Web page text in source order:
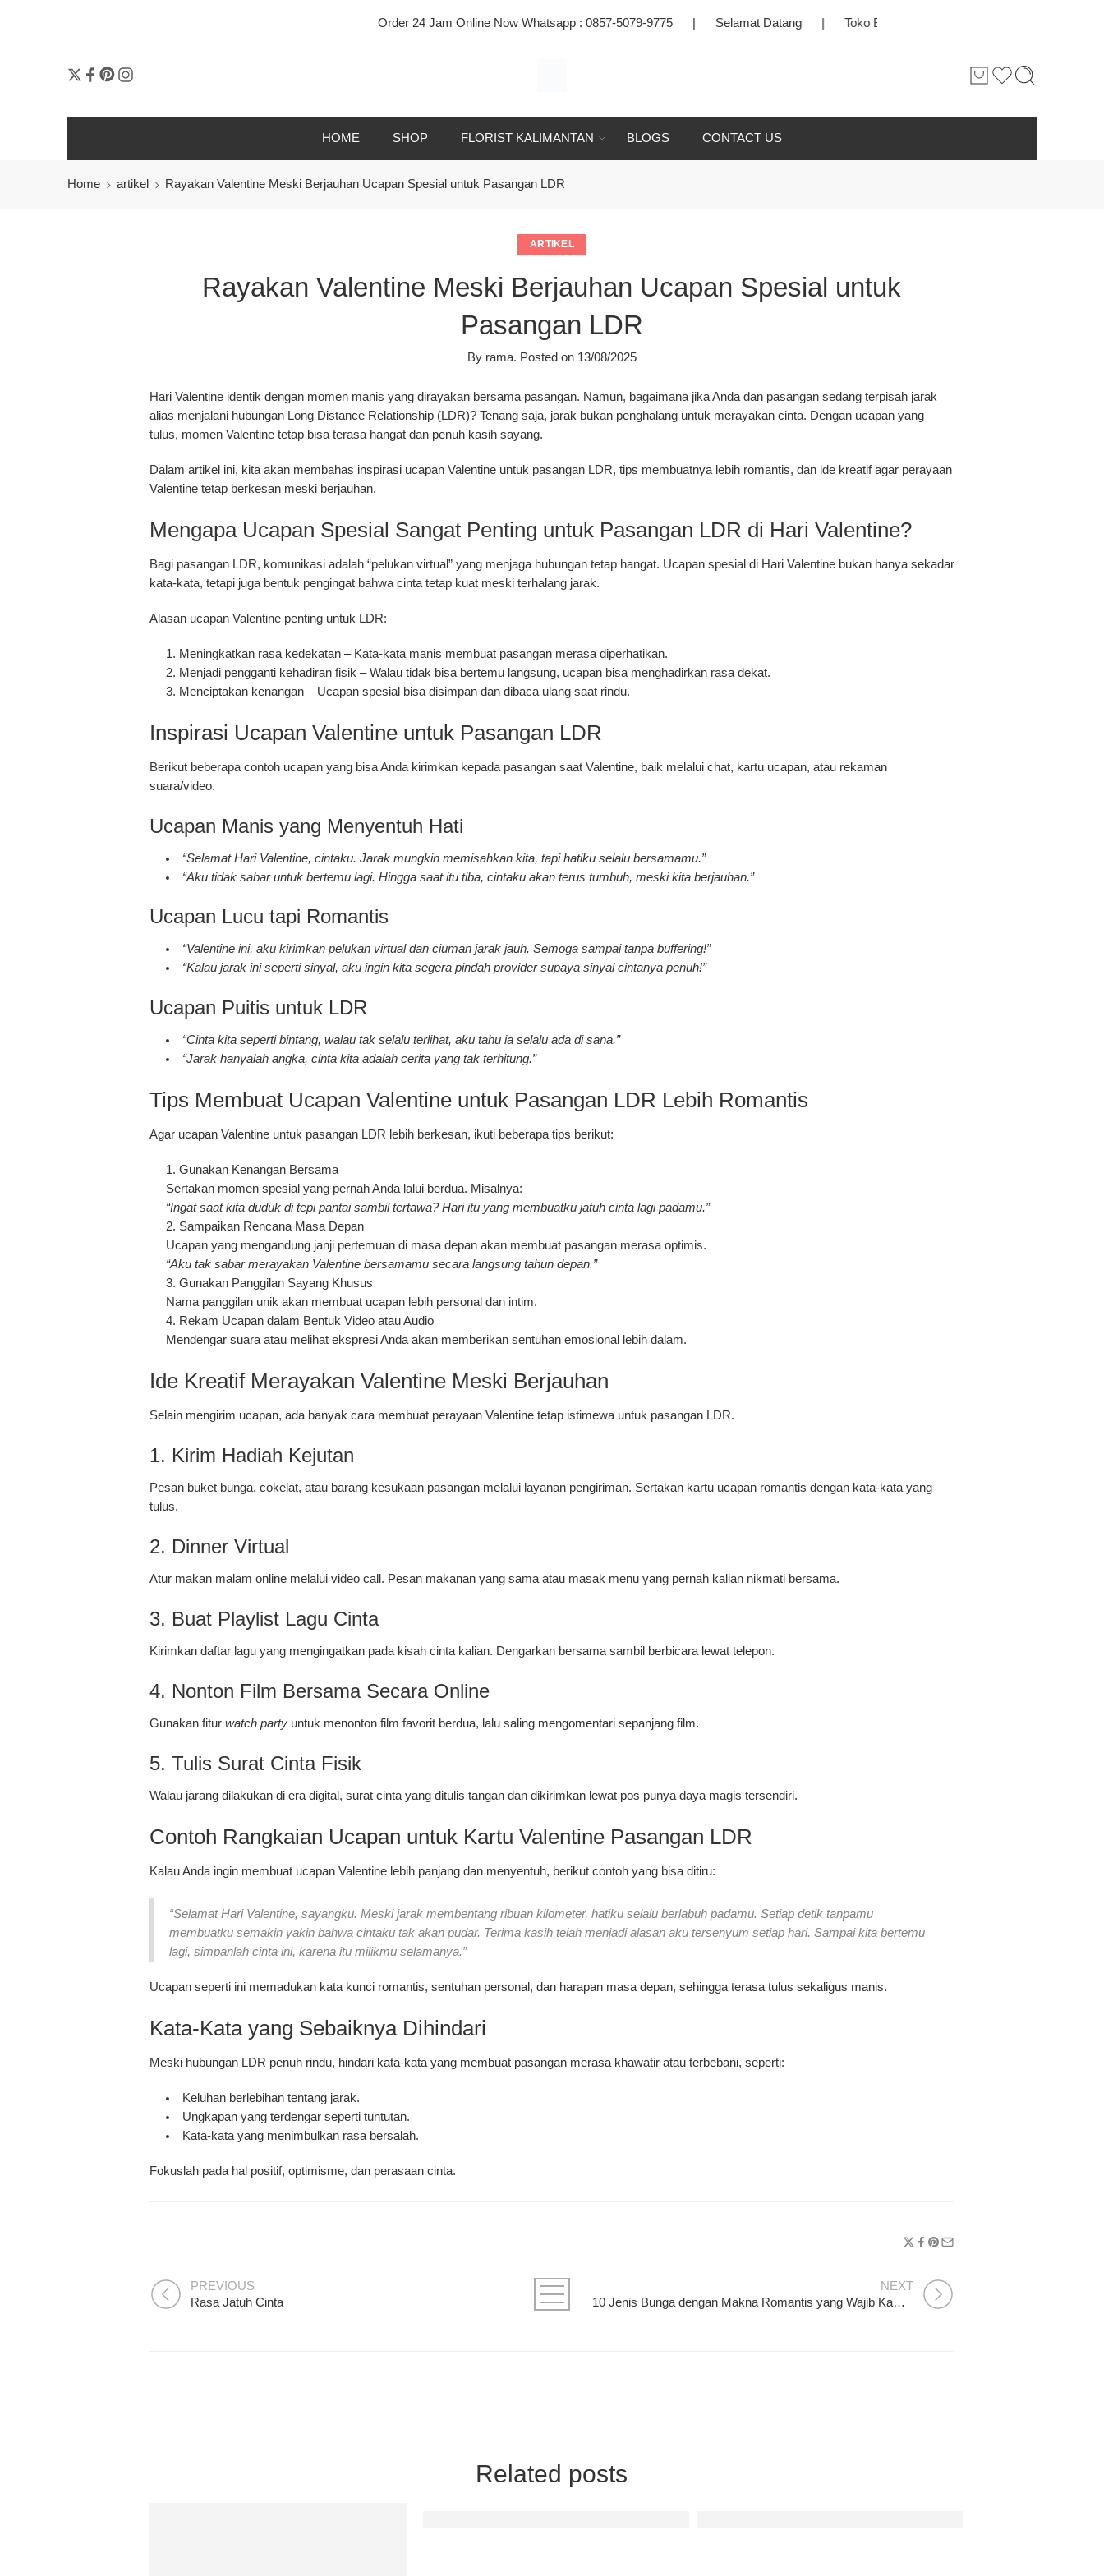
Order 24 Jam Online Now Whatsapp :0857-5079-9775 | Selamat Datang | Toko Bunga & Karangan Bunga Terbaik di Kota
HOME SHOP FLORIST KALIMANTAN BLOGS CONTACT US
Home artikel Rayakan Valentine Meski Berjauhan Ucapan Spesial untuk Pasangan LDR
ARTIKEL
Rayakan Valentine Meski Berjauhan Ucapan Spesial untuk
Pasangan LDR
By rama. Posted on 13/08/2025
Hari Valentine identik dengan momen manis yang dirayakan bersama pasangan. Namun, bagaimana jika Anda dan pasangan sedang terpisah jarak
alias menjalani hubungan Long Distance Relationship (LDR)? Tenang saja, jarak bukan penghalang untuk merayakan cinta. Dengan ucapan yang
tulus, momen Valentine tetap bisa terasa hangat dan penuh kasih sayang.
Dalam artikel ini, kita akan membahas inspirasi ucapan Valentine untuk pasangan LDR, tips membuatnya lebih romantis, dan ide kreatif agar perayaan
Valentine tetap berkesan meski berjauhan.
Mengapa Ucapan Spesial Sangat Penting untuk Pasangan LDR di Hari Valentine?
Bagi pasangan LDR, komunikasi adalah “pelukan virtual” yang menjaga hubungan tetap hangat. Ucapan spesial di Hari Valentine bukan hanya sekadar
kata-kata, tetapi juga bentuk pengingat bahwa cinta tetap kuat meski terhalang jarak.
Alasan ucapan Valentine penting untuk LDR:
Meningkatkan rasa kedekatan – Kata-kata manis membuat pasangan merasa diperhatikan.
Menjadi pengganti kehadiran fisik – Walau tidak bisa bertemu langsung, ucapan bisa menghadirkan rasa dekat.
Menciptakan kenangan – Ucapan spesial bisa disimpan dan dibaca ulang saat rindu.
Inspirasi Ucapan Valentine untuk Pasangan LDR
Berikut beberapa contoh ucapan yang bisa Anda kirimkan kepada pasangan saat Valentine, baik melalui chat, kartu ucapan, atau rekaman
suara/video.
Ucapan Manis yang Menyentuh Hati
“Selamat Hari Valentine, cintaku. Jarak mungkin memisahkan kita, tapi hatiku selalu bersamamu.”
“Aku tidak sabar untuk bertemu lagi. Hingga saat itu tiba, cintaku akan terus tumbuh, meski kita berjauhan.”
Ucapan Lucu tapi Romantis
“Valentine ini, aku kirimkan pelukan virtual dan ciuman jarak jauh. Semoga sampai tanpa buffering!”
“Kalau jarak ini seperti sinyal, aku ingin kita segera pindah provider supaya sinyal cintanya penuh!”
Ucapan Puitis untuk LDR
“Cinta kita seperti bintang, walau tak selalu terlihat, aku tahu ia selalu ada di sana.”
“Jarak hanyalah angka, cinta kita adalah cerita yang tak terhitung.”
Tips Membuat Ucapan Valentine untuk Pasangan LDR Lebih Romantis
Agar ucapan Valentine untuk pasangan LDR lebih berkesan, ikuti beberapa tips berikut:
Gunakan Kenangan Bersama
Sertakan momen spesial yang pernah Anda lalui berdua. Misalnya:
“Ingat saat kita duduk di tepi pantai sambil tertawa? Hari itu yang membuatku jatuh cinta lagi padamu.”
Sampaikan Rencana Masa Depan
Ucapan yang mengandung janji pertemuan di masa depan akan membuat pasangan merasa optimis.
“Aku tak sabar merayakan Valentine bersamamu secara langsung tahun depan.”
Gunakan Panggilan Sayang Khusus
Nama panggilan unik akan membuat ucapan lebih personal dan intim.
Rekam Ucapan dalam Bentuk Video atau Audio
Mendengar suara atau melihat ekspresi Anda akan memberikan sentuhan emosional lebih dalam.
Ide Kreatif Merayakan Valentine Meski Berjauhan
Selain mengirim ucapan, ada banyak cara membuat perayaan Valentine tetap istimewa untuk pasangan LDR.
1. Kirim Hadiah Kejutan
Pesan buket bunga, cokelat, atau barang kesukaan pasangan melalui layanan pengiriman. Sertakan kartu ucapan romantis dengan kata-kata yang
tulus.
2. Dinner Virtual
Atur makan malam online melalui video call. Pesan makanan yang sama atau masak menu yang pernah kalian nikmati bersama.
3. Buat Playlist Lagu Cinta
Kirimkan daftar lagu yang mengingatkan pada kisah cinta kalian. Dengarkan bersama sambil berbicara lewat telepon.
4. Nonton Film Bersama Secara Online
Gunakan fitur watch party untuk menonton film favorit berdua, lalu saling mengomentari sepanjang film.
5. Tulis Surat Cinta Fisik
Walau jarang dilakukan di era digital, surat cinta yang ditulis tangan dan dikirimkan lewat pos punya daya magis tersendiri.
Contoh Rangkaian Ucapan untuk Kartu Valentine Pasangan LDR
Kalau Anda ingin membuat ucapan Valentine lebih panjang dan menyentuh, berikut contoh yang bisa ditiru:
“Selamat Hari Valentine, sayangku. Meski jarak membentang ribuan kilometer, hatiku selalu berlabuh padamu. Setiap detik tanpamu
membuatku semakin yakin bahwa cintaku tak akan pudar. Terima kasih telah menjadi alasan aku tersenyum setiap hari. Sampai kita bertemu
lagi, simpanlah cinta ini, karena itu milikmu selamanya.”
Ucapan seperti ini memadukan kata kunci romantis, sentuhan personal, dan harapan masa depan, sehingga terasa tulus sekaligus manis.
Kata-Kata yang Sebaiknya Dihindari
Meski hubungan LDR penuh rindu, hindari kata-kata yang membuat pasangan merasa khawatir atau terbebani, seperti:
Keluhan berlebihan tentang jarak.
Ungkapan yang terdengar seperti tuntutan.
Kata-kata yang menimbulkan rasa bersalah.
Fokuslah pada hal positif, optimisme, dan perasaan cinta.
PREVIOUS
Rasa Jatuh Cinta
NEXT
10 Jenis Bunga dengan Makna Romantis yang Wajib Kamu Ketahui
Related posts